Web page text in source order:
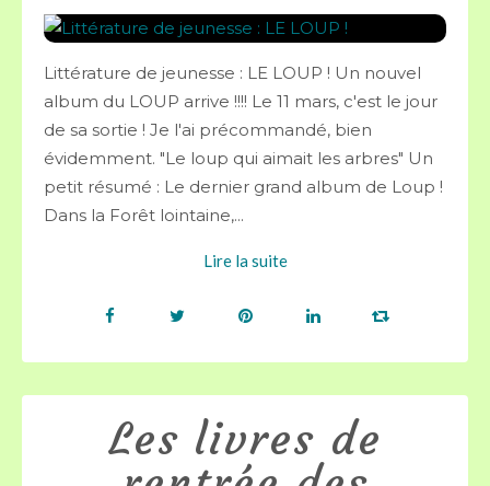
Littérature de jeunesse : LE LOUP ! Un nouvel
album du LOUP arrive !!!! Le 11 mars, c'est le jour
de sa sortie ! Je l'ai précommandé, bien
évidemment. "Le loup qui aimait les arbres" Un
petit résumé : Le dernier grand album de Loup !
Dans la Forêt lointaine,...
Lire la suite
Les livres de